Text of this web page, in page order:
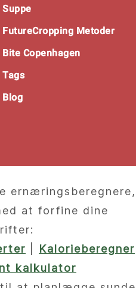
Suppe
FutureCropping Metoder
Bite Copenhagen
Tags
Blog
ernæringsberegnere,
at forfine dine
Kalorieberegner
kalkulator